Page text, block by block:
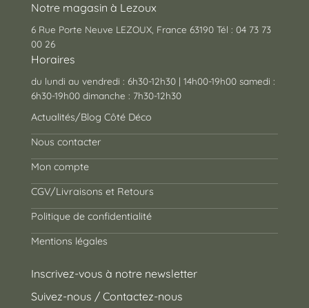
Notre magasin à Lezoux
6 Rue Porte Neuve LEZOUX, France 63190 Tél : 04 73 73
00 26
Horaires
du lundi au vendredi : 6h30-12h30 | 14h00-19h00 samedi :
6h30-19h00 dimanche : 7h30-12h30
Actualités/Blog Côté Déco
Nous contacter
Mon compte
CGV/Livraisons et Retours
Politique de confidentialité
Mentions légales
Inscrivez-vous à notre newsletter
Suivez-nous / Contactez-nous